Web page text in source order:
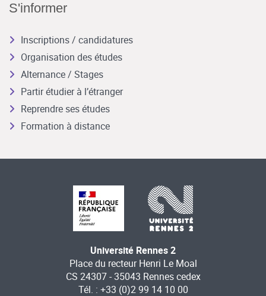
S'informer
Inscriptions / candidatures
Organisation des études
Alternance / Stages
Partir étudier à l’étranger
Reprendre ses études
Formation à distance
Université Rennes 2
Place du recteur Henri Le Moal
CS 24307 - 35043 Rennes cedex
Tél. : +33 (0)2 99 14 10 00